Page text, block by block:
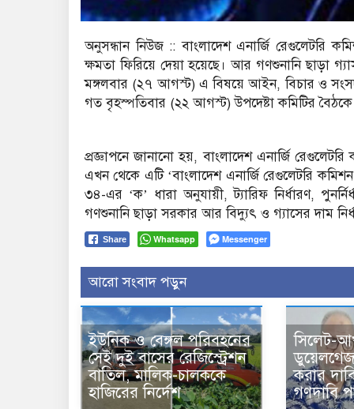
অনুসন্ধান নিউজ :: বাংলাদেশ এনার্জি রেগুলেটরি
ক্ষমতা ফিরিয়ে দেয়া হয়েছে। আর গণশুনানি ছাড়া
মঙ্গলবার (২৭ আগস্ট) এ বিষয়ে আইন, বিচার ও
গত বৃহস্পতিবার (২২ আগস্ট) উপদেষ্টা কমিটির
প্রজ্ঞাপনে জানানো হয়, বাংলাদেশ এনার্জি
এখন থেকে এটি ‘বাংলাদেশ এনার্জি রেগুলেটরি
৩৪-এর ‘ক’ ধারা অনুযায়ী, ট্যারিফ নির্ধারণ,
গণশুনানি ছাড়া সরকার আর বিদ্যুৎ ও গ্যাসের দাম
Share Whatsapp Messenger
আরো সংবাদ পড়ুন
ইউনিক ও বেঙ্গল পরিবহনের
সেই দুই বাসের রেজিস্ট্রেশন
বাতিল, মালিক-চালককে
হাজিরের নির্দেশ
সিলেট-
করার
গণদাবি